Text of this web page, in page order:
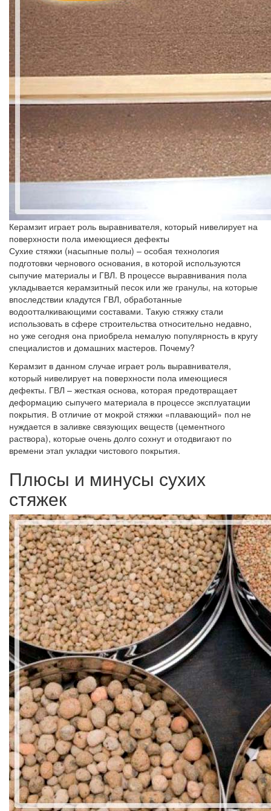
Керамзит играет роль выравнивателя, который нивелирует на
поверхности пола имеющиеся дефекты
Сухие стяжки (насыпные полы) – особая технология
подготовки чернового основания, в которой используются
сыпучие материалы и ГВЛ. В процессе выравнивания пола
укладывается керамзитный песок или же гранулы, на которые
впоследствии кладутся ГВЛ, обработанные
водоотталкивающими составами. Такую стяжку стали
использовать в сфере строительства относительно недавно,
но уже сегодня она приобрела немалую популярность в кругу
специалистов и домашних мастеров. Почему?
Керамзит в данном случае играет роль выравнивателя,
который нивелирует на поверхности пола имеющиеся
дефекты. ГВЛ – жесткая основа, которая предотвращает
деформацию сыпучего материала в процессе эксплуатации
покрытия. В отличие от мокрой стяжки «плавающий» пол не
нуждается в заливке связующих веществ (цементного
раствора), которые очень долго сохнут и отодвигают по
времени этап укладки чистового покрытия.
Плюсы и минусы сухих
стяжек